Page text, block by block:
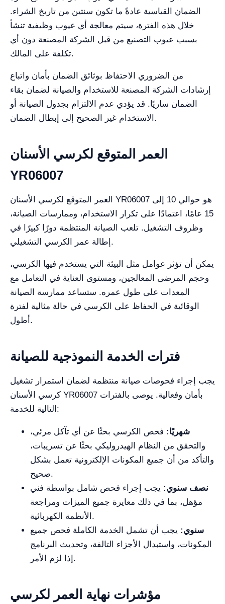
الضمان القياسية عادةً ما تكون سنتين من تاريخ الشراء.
خلال هذه الفترة، سيتم معالجة أي عيوب وظيفية تنشأ
بسبب عيوب التصنيع من قبل الشركة المصنعة دون أي
تكلفة على المالك.
من الضروري الاحتفاظ بوثائق الضمان بأمان واتباع
إرشادات الشركة المصنعة للاستخدام والصيانة لضمان بقاء
الضمان ساريًا. قد يؤدي عدم الالتزام بجدول الصيانة أو
الاستخدام غير الصحيح إلى إبطال الضمان.
العمر المتوقع لكرسي الأسنان
YR06007
العمر المتوقع لكرسي الأسنان YR06007 هو حوالي 10 إلى
15 عامًا، اعتمادًا على تكرار الاستخدام، وممارسات الصيانة،
وظروف التشغيل. تلعب الصيانة المنتظمة دورًا كبيرًا في
إطالة عمر الكرسي التشغيلي.
يمكن أن تؤثر عوامل مثل البيئة التي يستخدم فيها الكرسي،
وحجم المرضى المعالجين، ومستوى العناية في التعامل مع
المعدات على طول عمره. ستساعد ممارسة الصيانة
الوقائية في الحفاظ على الكرسي في حالة مثالية لفترة
أطول.
فترات الخدمة النموذجية للصيانة
يجب إجراء فحوصات صيانة منتظمة لضمان استمرار تشغيل
كرسي الأسنان YR06007 بأمان وفعالية. يوصى بالفترات
التالية للخدمة:
شهريًا: فحص الكرسي بحثًا عن أي تآكل مرئي،
والتحقق من النظام الهيدروليكي بحثًا عن تسريبات،
والتأكد من أن جميع المكونات الإلكترونية تعمل بشكل
صحيح.
نصف سنوي: يجب إجراء فحص شامل بواسطة فني
مؤهل، بما في ذلك معايرة جميع الميزات ومراجعة
الأنظمة الكهربائية.
سنوي: يجب أن تشمل الخدمة الكاملة فحص جميع
المكونات، واستبدال الأجزاء التالفة، وتحديث البرنامج
إذا لزم الأمر.
مؤشرات نهاية العمر لكرسي